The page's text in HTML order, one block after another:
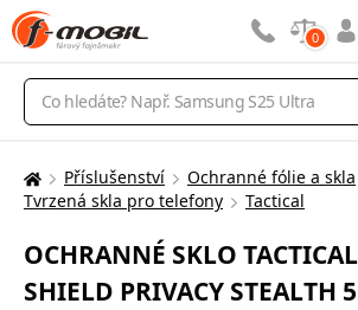
Vyhledávání
0
Zde
nacházíte:
Příslušenství
Ochranné fólie a skla
Tvrzená skla pro telefony
Tactical
OCHRANNÉ SKLO
SHIELD PRIVACY STEALTH